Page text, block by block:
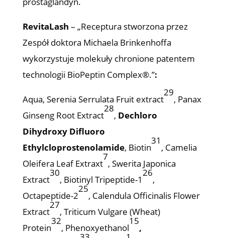
RevitaLash – „Receptura stworzona przez
Zespół doktora Michaela Brinkenhoffa
wykorzystuje molekuły chronione patentem
technologii BioPeptin Complex®.”:
Aqua, Serenia Serrulata Fruit extract
29
, Panax
Ginseng Root Extract
28
, Dechloro
Dihydroxy Difluoro
Ethylcloprostenolamide, Biotin
31
, Camelia
Oleifera Leaf Extraxt
7
, Swerita Japonica
Extract
30
, Biotinyl Tripeptide-1
26
,
Octapeptide-2
25
, Calendula Officinalis Flower
Extract
27
, Triticum Vulgare (Wheat)
Protein
32
, Phenoxyethanol
15
,